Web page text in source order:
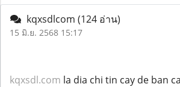
kqxsdlcom (124 อ่าน)
15 มิ.ย. 2568 15:17
kqxsdl.com la dia chi tin cay de ban